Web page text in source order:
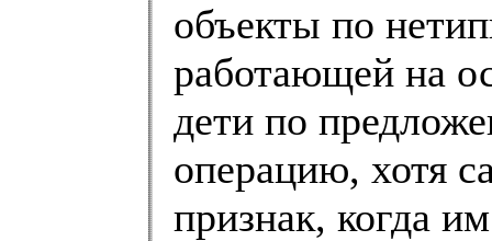
объекты по
работающей на
дети по
операцию, хотя
признак, когда